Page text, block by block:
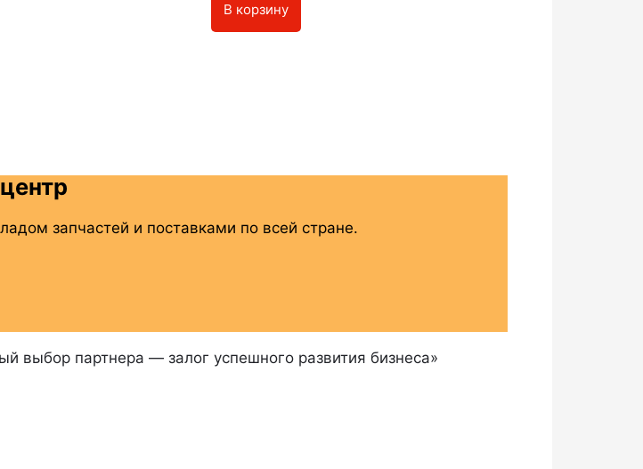
В корзину
запчастей и поставками по всей стране.
выбор партнера — залог успешного развития бизнеса»